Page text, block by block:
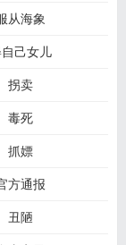
从海象
己女儿
拐卖
毒死
抓嫖
方通报
丑陋